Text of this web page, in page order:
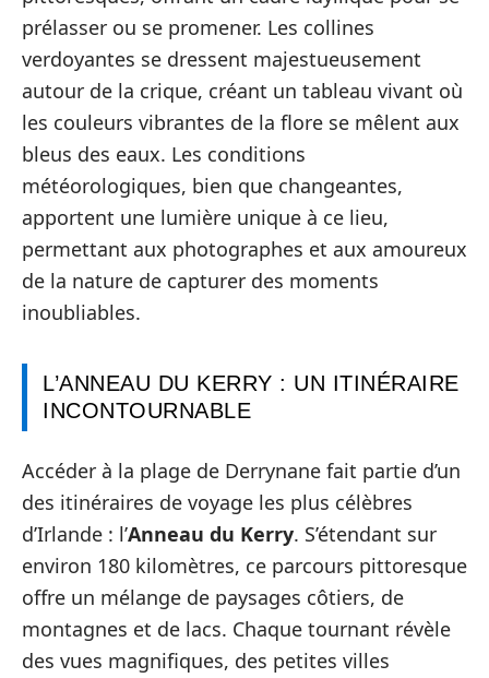
prélasser ou se promener. Les collines
verdoyantes se dressent majestueusement
autour de la crique, créant un tableau vivant où
les couleurs vibrantes de la flore se mêlent aux
bleus des eaux. Les conditions
météorologiques, bien que changeantes,
apportent une lumière unique à ce lieu,
permettant aux photographes et aux amoureux
de la nature de capturer des moments
inoubliables.
L’ANNEAU DU KERRY : UN ITINÉRAIRE
INCONTOURNABLE
Accéder à la plage de Derrynane fait partie d’un
des itinéraires de voyage les plus célèbres
d’Irlande : l’Anneau du Kerry. S’étendant sur
environ 180 kilomètres, ce parcours pittoresque
offre un mélange de paysages côtiers, de
montagnes et de lacs. Chaque tournant révèle
des vues magnifiques, des petites villes